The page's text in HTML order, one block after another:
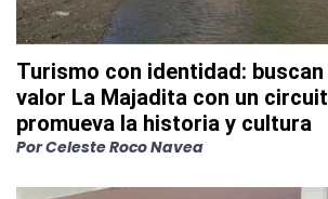
Turismo con identidad: buscan
valor La Majadita con un
promueva la historia y cultura
PorCeleste Roco Navea